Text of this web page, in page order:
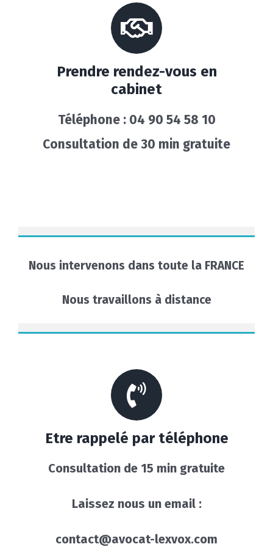
Prendre rendez-vous en
cabinet
Téléphone : 04 90 54 58 10
Consultation de 30 min gratuite
Nous intervenons dans toute la FRANCE
Nous travaillons à distance
Etre rappelé par téléphone
Consultation de 15 min gratuite
Laissez nous un email :
contact@avocat-lexvox.com